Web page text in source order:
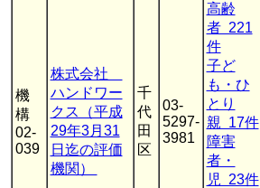
機
構
02-
039
株式会社
ハンドワー
クス（平成
29年3月31
日迄の評価
機関）
千
代
田
区
03-
5297-
3981
高齢
者 221
件
子ど
も・ひ
とり
親 17件
障害
者・
児 23件